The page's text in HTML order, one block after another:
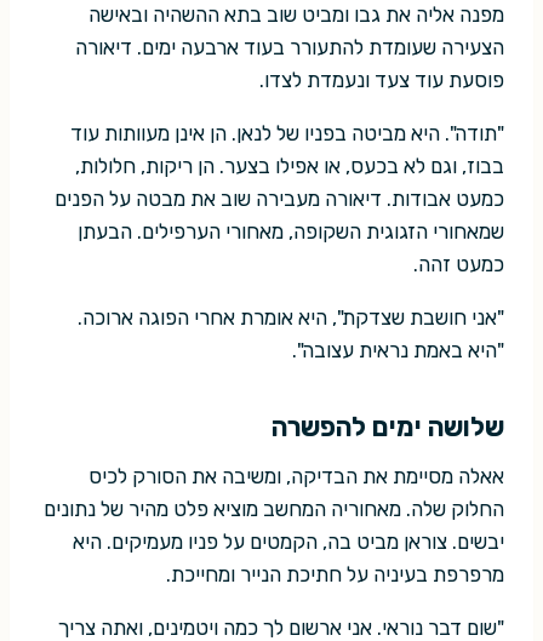
מפנה אליה את גבו ומביט שוב בתא ההשהיה ובאישה
הצעירה שעומדת להתעורר בעוד ארבעה ימים. דיאורה
פוסעת עוד צעד ונעמדת לצדו.
"תודה". היא מביטה בפניו של לנאן. הן אינן מעוותות עוד
בבוז, וגם לא בכעס, או אפילו בצער. הן ריקות, חלולות,
כמעט אבודות. דיאורה מעבירה שוב את מבטה על הפנים
שמאחורי הזגוגית השקופה, מאחורי הערפילים. הבעתן
כמעט זהה.
"אני חושבת שצדקת", היא אומרת אחרי הפוגה ארוכה.
"היא באמת נראית עצובה".
שלושה ימים להפשרה
אאלה מסיימת את הבדיקה, ומשיבה את הסורק לכיס
החלוק שלה. מאחוריה המחשב מוציא פלט מהיר של נתונים
יבשים. צוראן מביט בה, הקמטים על פניו מעמיקים. היא
מרפרפת בעיניה על חתיכת הנייר ומחייכת.
"שום דבר נוראי. אני ארשום לך כמה ויטמינים, ואתה צריך